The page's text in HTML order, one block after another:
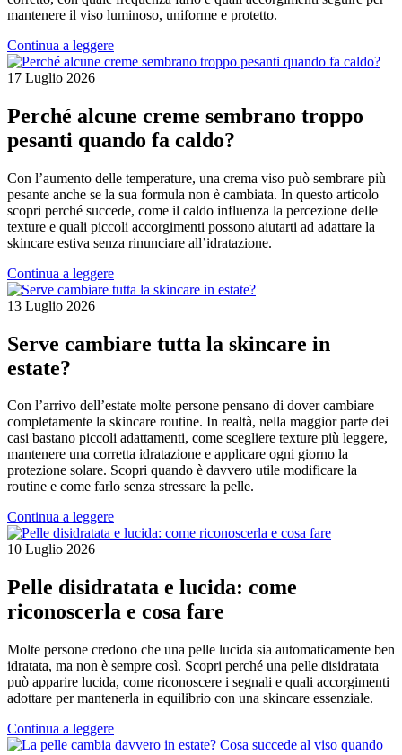
mantenere il viso luminoso, uniforme e protetto.
Continua a leggere
17 Luglio 2026
Perché alcune creme sembrano troppo
pesanti quando fa caldo?
Con l’aumento delle temperature, una crema viso può sembrare più
pesante anche se la sua formula non è cambiata. In questo articolo
scopri perché succede, come il caldo influenza la percezione delle
texture e quali piccoli accorgimenti possono aiutarti ad adattare la
skincare estiva senza rinunciare all’idratazione.
Continua a leggere
13 Luglio 2026
Serve cambiare tutta la skincare in
estate?
Con l’arrivo dell’estate molte persone pensano di dover cambiare
completamente la skincare routine. In realtà, nella maggior parte dei
casi bastano piccoli adattamenti, come scegliere texture più leggere,
mantenere una corretta idratazione e applicare ogni giorno la
protezione solare. Scopri quando è davvero utile modificare la
routine e come farlo senza stressare la pelle.
Continua a leggere
10 Luglio 2026
Pelle disidratata e lucida: come
riconoscerla e cosa fare
Molte persone credono che una pelle lucida sia automaticamente ben
idratata, ma non è sempre così. Scopri perché una pelle disidratata
può apparire lucida, come riconoscere i segnali e quali accorgimenti
adottare per mantenerla in equilibrio con una skincare essenziale.
Continua a leggere